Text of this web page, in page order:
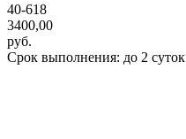
40-618
3400,00
руб.
Срок выполнения: до 2 суток